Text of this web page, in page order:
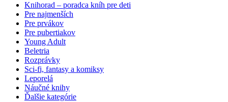
Knihorad – poradca kníh pre deti
Pre najmenších
Pre prvákov
Pre pubertiakov
Young Adult
Beletria
Rozprávky
Sci-fi, fantasy a komiksy
Leporelá
Náučné knihy
Ďalšie kategórie